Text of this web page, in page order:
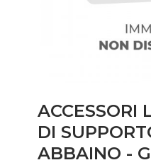
ACCESSORI
DI
ABBAINO -